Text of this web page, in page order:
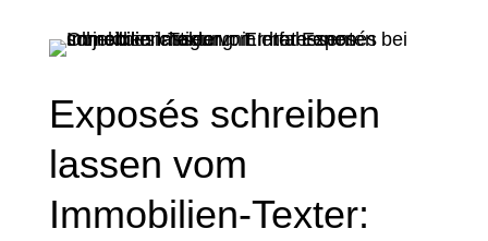
Exposés schreiben
lassen vom
Immobilien-Texter: